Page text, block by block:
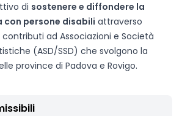
di sostenere e diffondere la
persone disabili attraverso
contributi ad Associazioni e Società
(ASD/SSD) che svolgono la
province di Padova e Rovigo.